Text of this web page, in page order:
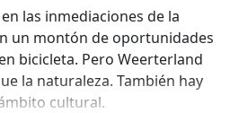
las inmediaciones de la
un montón de oportunidades
bicicleta. Pero Weerterland
la naturaleza. También hay
cultural.